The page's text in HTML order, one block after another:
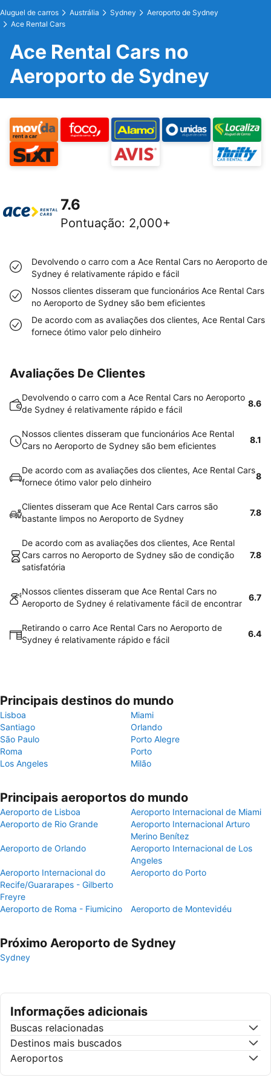
Aluguel de carros Austrália Sydney
Aeroporto de Sydney
Ace Rental Cars
Ace Rental Cars no
Aeroporto de Sydney
7.6
Pontuação: 2,000+
Devolvendo o carro com a Ace Rental Cars no Aeroporto de
Sydney é relativamente rápido e fácil
Nossos clientes disseram que funcionários Ace Rental Cars
no Aeroporto de Sydney são bem eficientes
De acordo com as avaliações dos clientes, Ace Rental Cars
fornece ótimo valor pelo dinheiro
Avaliações De Clientes
Devolvendo o carro com a Ace Rental Cars no Aeroporto
de Sydney é relativamente rápido e fácil
8.6
Nossos clientes disseram que funcionários Ace Rental
Cars no Aeroporto de Sydney são bem eficientes
8.1
De acordo com as avaliações dos clientes, Ace Rental Cars
fornece ótimo valor pelo dinheiro
8
Clientes disseram que Ace Rental Cars carros são
bastante limpos no Aeroporto de Sydney
7.8
De acordo com as avaliações dos clientes, Ace Rental
Cars carros no Aeroporto de Sydney são de condição
satisfatória
7.8
Nossos clientes disseram que Ace Rental Cars no
Aeroporto de Sydney é relativamente fácil de encontrar
6.7
Retirando o carro Ace Rental Cars no Aeroporto de
Sydney é relativamente rápido e fácil
6.4
Principais destinos do mundo
Lisboa
Miami
Santiago
Orlando
São Paulo
Porto Alegre
Roma
Porto
Los Angeles
Milão
Principais aeroportos do mundo
Aeroporto de Lisboa
Aeroporto Internacional de Miami
Aeroporto de Rio Grande
Aeroporto Internacional Arturo
Merino Benítez
Aeroporto de Orlando
Aeroporto Internacional de Los
Angeles
Aeroporto Internacional do
Recife/Guararapes - Gilberto
Freyre
Aeroporto do Porto
Aeroporto de Roma - Fiumicino Aeroporto de Montevidéu
Próximo Aeroporto de Sydney
Sydney
Informações adicionais
Buscas relacionadas
Destinos mais buscados
Aeroportos